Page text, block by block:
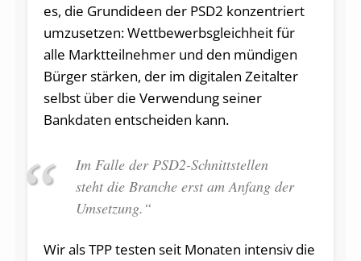
es, die Grundideen der PSD2 konzentriert
umzusetzen: Wettbewerbsgleichheit für
alle Marktteilnehmer und den mündigen
Bürger stärken, der im digitalen Zeitalter
selbst über die Verwendung seiner
Bankdaten entscheiden kann.
Im Falle der PSD2-Schnittstellen
steht die Branche erst am Anfang der
Umsetzung.“
Wir als TPP testen seit Monaten intensiv die